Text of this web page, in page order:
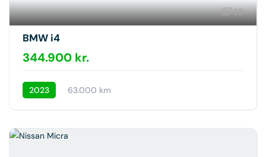
18
BMW i4
344.900 kr.
2023 63.000 km